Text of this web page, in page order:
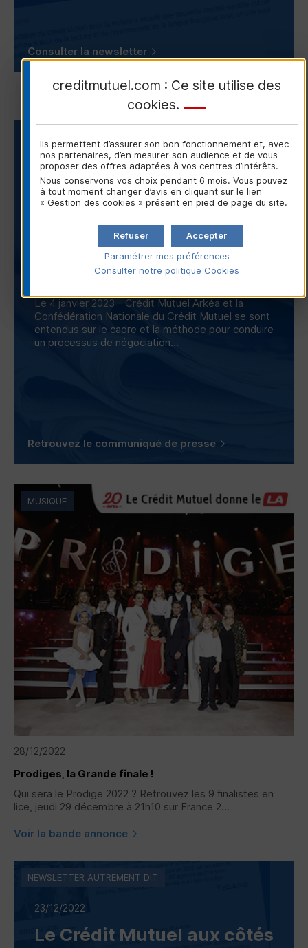
Consulter la newsletter
04/01/2023
Communiqué de presse
Crédit Mutuel Arkéa et
Confédération Nationale
du Crédit Mutuel
Le 4 janvier 2023 - Crédit Mutuel Arkéa et la
Confédération Nationale du Crédit Mutuel se sont
entendus sur le cadre et la méthode pour conduire
un processus de négociation...
Retrouvez le communiqué de presse
28/12/2022
Prodiges, la Grande finale !
Qui sera le Prodige 2022 ? Retrouvez les 9 finalistes en
lice, jeudi 29 décembre à 21h10 sur France 2...
Voir la bande annonce
MUSIQUE
23/12/2022
Le Crédit Mutuel aux côtés
NEWSLETTER AUTREMENT DIT
creditmutuel.com : Ce site utilise des
cookies.
Ils permettent d’assurer son bon fonctionnement et, avec
nos partenaires, d’en mesurer son audience et de vous
proposer des offres adaptées à vos centres d’intérêts.
Nous conservons vos choix pendant 6 mois. Vous pouvez
à tout moment changer d’avis en cliquant sur le lien
« Gestion des cookies » présent en pied de page du site.
Accepter
Refuser
Paramétrer mes préférences
Consulter notre politique Cookies